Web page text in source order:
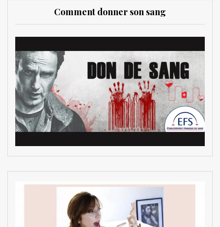
Comment donner son sang